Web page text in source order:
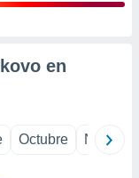
en
Octubre